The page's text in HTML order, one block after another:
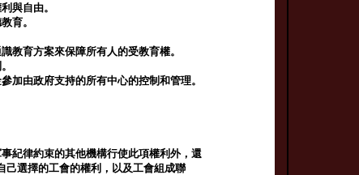
與自由。
育。
教育方案來保障所有人的受教育權。
加由政府支持的所有中心的控制和管理。
紀律約束的其他機構行使此項權利外，還
己選擇的工會的權利，以及工會組成聯